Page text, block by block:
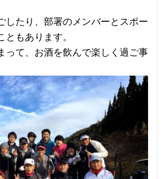
したり、部署のメンバーとスポー
ともあります。
って、お酒を飲んで楽しく過ご事